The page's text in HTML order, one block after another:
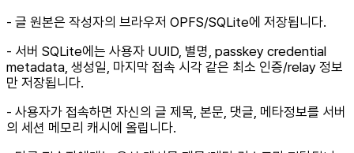
- 글 원본은 작성자의 브라우저 OPFS/SQLite에 저장됩니다.
- 서버 SQLite에는 사용자 UUID, 별명, passkey credential
metadata, 생성일, 마지막 접속 시각 같은 최소 인증/relay 정보
만 저장됩니다.
- 사용자가 접속하면 자신의 글 제목, 본문, 댓글, 메타정보를 서버
의 세션 메모리 캐시에 올립니다.